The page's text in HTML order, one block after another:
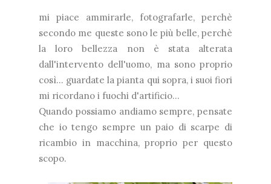
mi piace ammirarle, fotografarle, perchè
secondo me queste sono le più belle, perchè
la loro bellezza non è stata alterata
dall'intervento dell'uomo, ma sono proprio
così... guardate la pianta qui sopra, i suoi fiori
mi ricordano i fuochi d'artificio...
Quando possiamo andiamo sempre, pensate
che io tengo sempre un paio di scarpe di
ricambio in macchina, proprio per questo
scopo.